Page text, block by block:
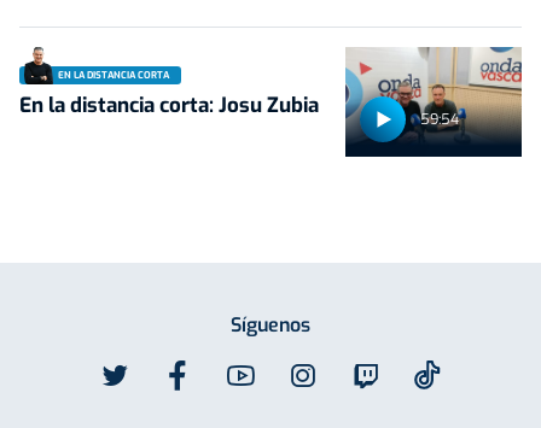
59:54
EN LA DISTANCIA CORTA
En la distancia corta: Josu Zubia
Síguenos